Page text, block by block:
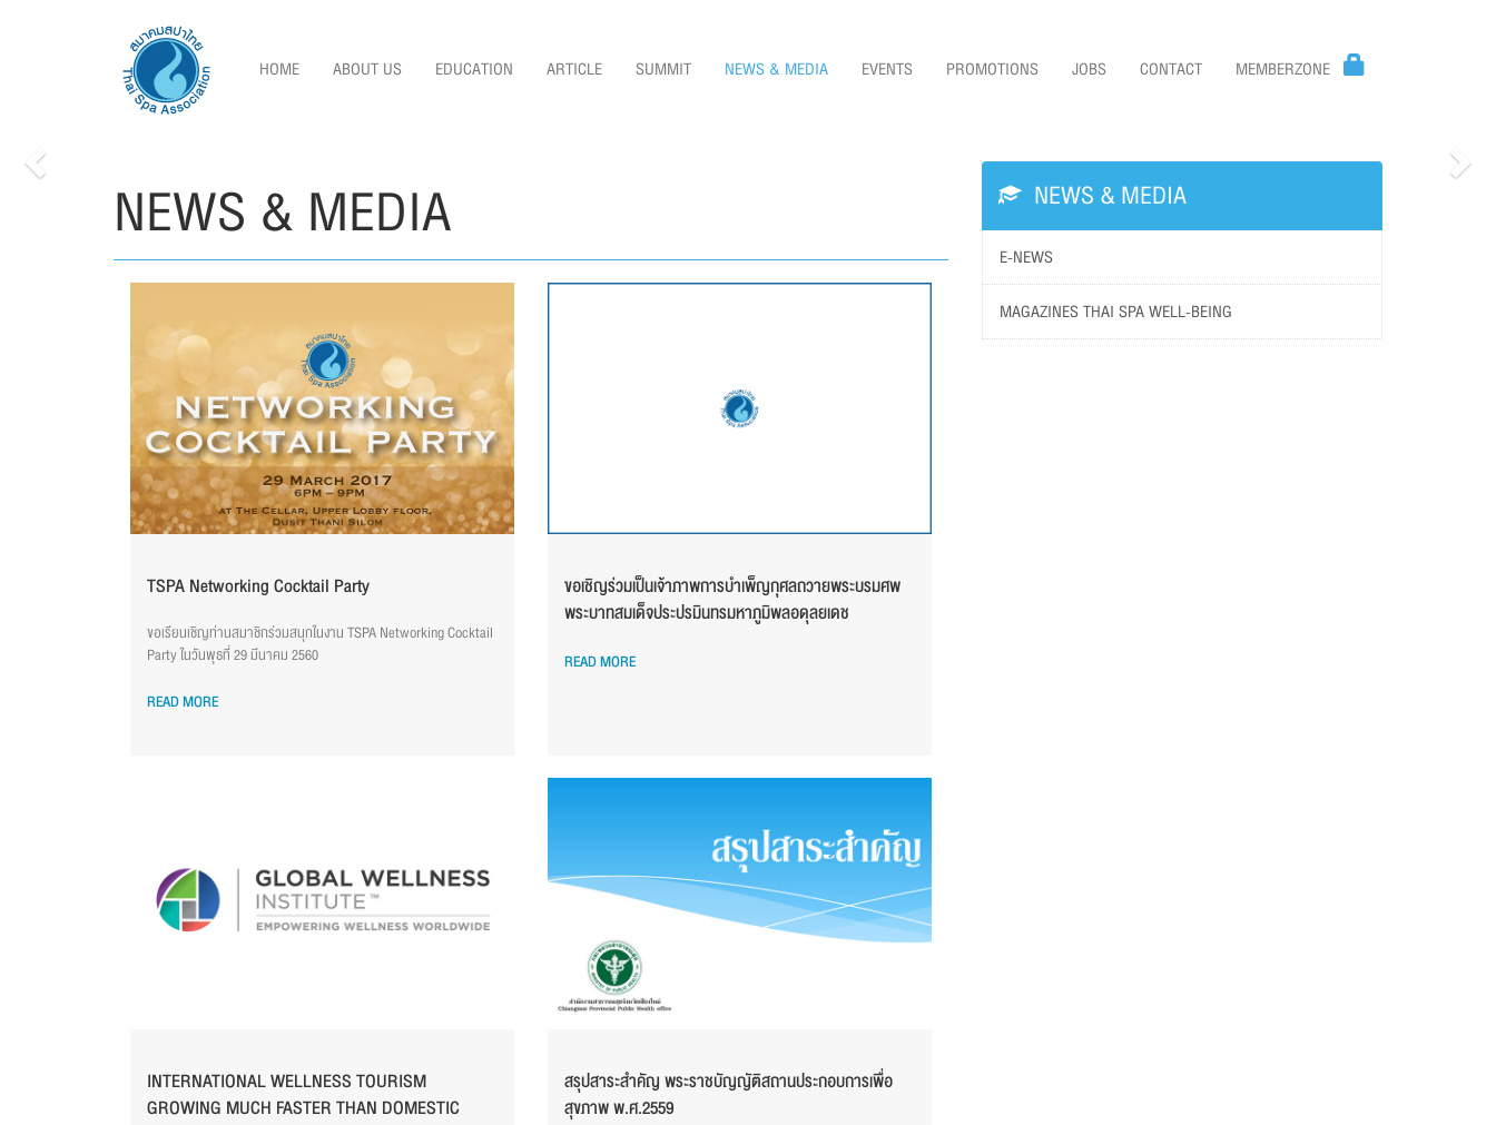
HOME ABOUT US EDUCATION ARTICLE SUMMIT NEWS & MEDIA EVENTS PROMOTIONS JOBS CONTACT MEMBERZONE
PreviousNEWS & MEDIA
TSPA Networking Cocktail Party
ขอเรียนเชิญท่านสมาชิกร่วมสนุกในงาน TSPA Networking Cocktail
Party ในวันพุธที่ 29 มีนาคม 2560
READ MORE
ขอเชิญร่วมเป็นเจ้าภาพการบำเพ็ญกุศลถวายพระบรมศพ
พระบาทสมเด็จประปรมินทรมหาภูมิพลอดุลยเดช
READ MORE
INTERNATIONAL WELLNESS TOURISM
GROWING MUCH FASTER THAN DOMESTIC
สรุปสาระสำคัญ พระราชบัญญัติสถานประกอบการเพื่อ
สุขภาพ พ.ศ.2559
NEWS & MEDIA
E-NEWS
MAGAZINES THAI SPA WELL-BEING